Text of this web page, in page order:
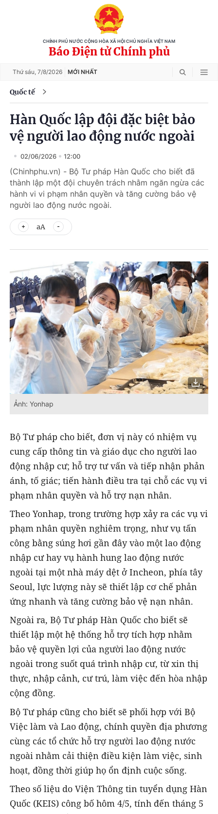
CHÍNH PHỦ NƯỚC CỘNG HÒA XÃ HỘI CHỦ NGHĨA VIỆT NAM
Báo Điện tử Chính phủ
Thứ sáu, 7/8/2026 MỚI NHẤT
Quốc tế
Hàn Quốc lập đội đặc biệt bảo
vệ người lao động nước ngoài
02/06/2026 12:00
(Chinhphu.vn) - Bộ Tư pháp Hàn Quốc cho biết đã
thành lập một đội chuyên trách nhằm ngăn ngừa các
hành vi vi phạm nhân quyền và tăng cường bảo vệ
người lao động nước ngoài.
aA
Ảnh: Yonhap
Bộ Tư pháp cho biết, đơn vị này có nhiệm vụ
cung cấp thông tin và giáo dục cho người lao
động nhập cư; hỗ trợ tư vấn và tiếp nhận phản
ánh, tố giác; tiến hành điều tra tại chỗ các vụ vi
phạm nhân quyền và hỗ trợ nạn nhân.
Theo Yonhap, trong trường hợp xảy ra các vụ vi
phạm nhân quyền nghiêm trọng, như vụ tấn
công bằng súng hơi gần đây vào một lao động
nhập cư hay vụ hành hung lao động nước
ngoài tại một nhà máy dệt ở Incheon, phía tây
Seoul, lực lượng này sẽ thiết lập cơ chế phản
ứng nhanh và tăng cường bảo vệ nạn nhân.
Ngoài ra, Bộ Tư pháp Hàn Quốc cho biết sẽ
thiết lập một hệ thống hỗ trợ tích hợp nhằm
bảo vệ quyền lợi của người lao động nước
ngoài trong suốt quá trình nhập cư, từ xin thị
thực, nhập cảnh, cư trú, làm việc đến hòa nhập
cộng đồng.
Bộ Tư pháp cũng cho biết sẽ phối hợp với Bộ
Việc làm và Lao động, chính quyền địa phương
cùng các tổ chức hỗ trợ người lao động nước
ngoài nhằm cải thiện điều kiện làm việc, sinh
hoạt, đồng thời giúp họ ổn định cuộc sống.
Theo số liệu do Viện Thông tin tuyển dụng Hàn
Quốc (KEIS) công bố hôm 4/5, tính đến tháng 5